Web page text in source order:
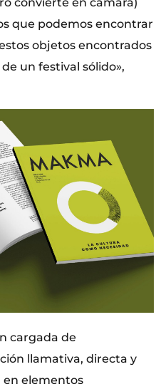
que podemos encontrar
objetos encontrados
un festival sólido»,
cargada de
llamativa, directa y
en elementos